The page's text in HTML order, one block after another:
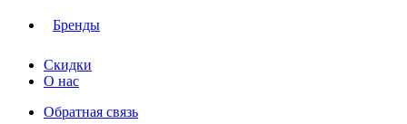
Бренды
Скидки
О нас
Обратная связь